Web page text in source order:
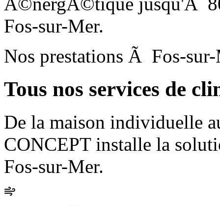
Fos-sur-Mer.
Nos prestations Ã Fos-
Tous nos services de
De la maison individuelle
CONCEPT installe la
Fos-sur-Mer.